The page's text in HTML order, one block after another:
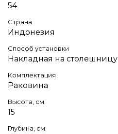
54
Страна
Индонезия
Способ установки
Накладная на столешницу
Комплектация
Раковина
Высота, см.
15
Глубина, см.